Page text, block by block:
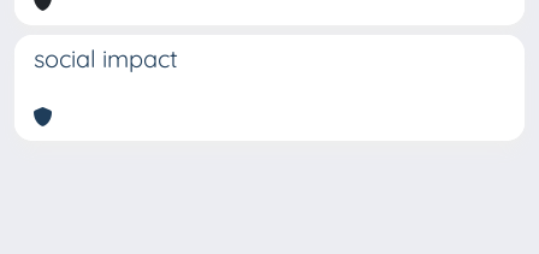
social impact